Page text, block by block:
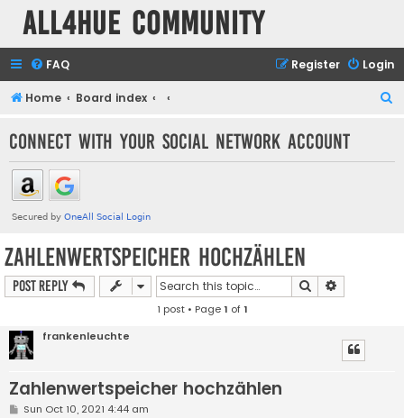
all4hue Community
FAQ Login
Register
Home Board index
r
Connect with your social network account
Zahlenwertspeicher hochzählen
Post Reply Search
1 post • Page1 of1
frankenleuchte
Zahlenwertspeicher hochzählen
PSun Oct 10, 2021 4:44 am